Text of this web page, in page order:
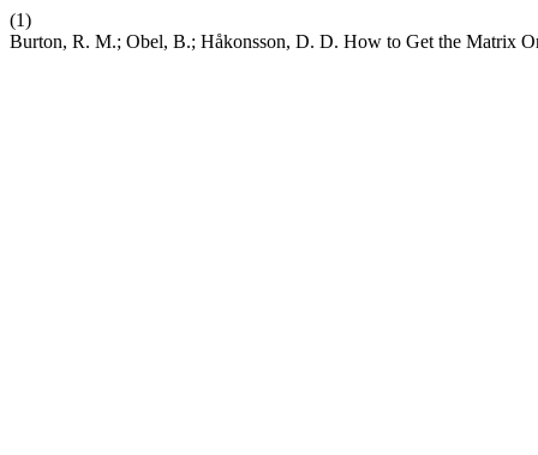
(1)
Burton, R. M.; Obel, B.; Håkonsson, D. D. How to Get the Matrix